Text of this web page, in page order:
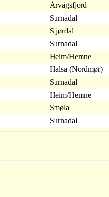
Årvågsfjord
Surnadal
Stjørdal
Surnadal
Heim/Hemne
Halsa (Nordmør)
Surnadal
Heim/Hemne
Smøla
Surnadal